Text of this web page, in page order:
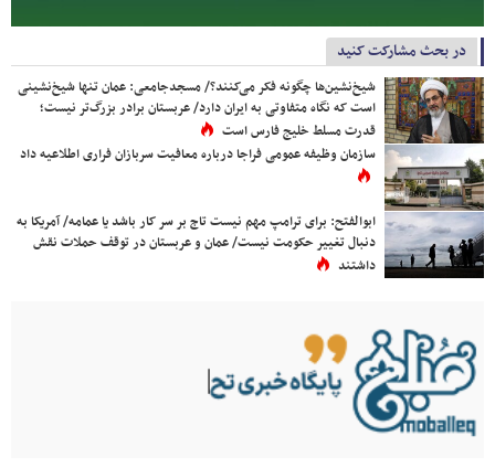
در بحث مشارکت کنید
شیخ‌نشین‌ها چگونه فکر می‌کنند؟/ مسجدجامعی: عمان تنها شیخ‌نشینی
است که نگاه متفاوتی به ایران دارد/ عربستان برادر بزرگ‌تر نیست؛
قدرت مسلط خلیج فارس است
سازمان وظیفه عمومی فراجا درباره معافیت سربازان فراری اطلاعیه داد
ابوالفتح: برای ترامپ مهم نیست تاج بر سر کار باشد یا عمامه/ آمریکا به
دنبال تغییر حکومت نیست/ عمان و عربستان در توقف حملات نقش
داشتند